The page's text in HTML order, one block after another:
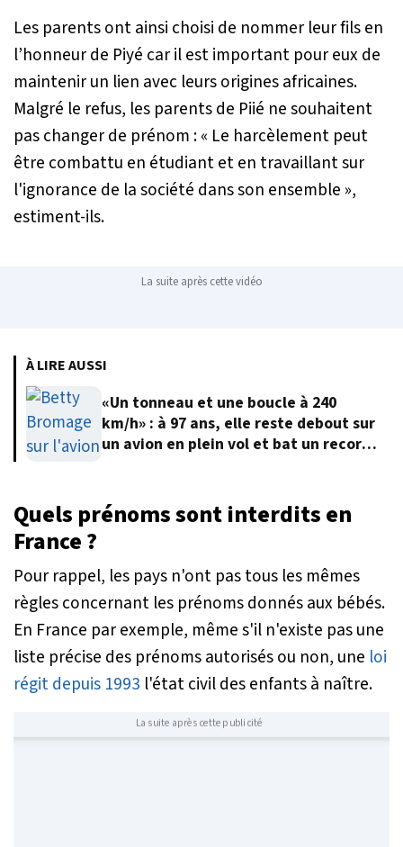
Les parents ont ainsi choisi de nommer leur fils en
l’honneur de Piyé car il est important pour eux de
maintenir un lien avec leurs origines africaines.
Malgré le refus, les parents de Piié ne souhaitent
pas changer de prénom : « Le harcèlement peut
être combattu en étudiant et en travaillant sur
l'ignorance de la société dans son ensemble »,
estiment-ils.
La suite après cette vidéo
À LIRE AUSSI
«Un tonneau et une boucle à 240
km/h» : à 97 ans, elle reste debout sur
un avion en plein vol et bat un record
Quels prénoms sont interdits en
France ?
Pour rappel, les pays n'ont pas tous les mêmes
règles concernant les prénoms donnés aux bébés.
En France par exemple, même s'il n'existe pas une
liste précise des prénoms autorisés ou non, une loi
régit depuis 1993 l'état civil des enfants à naître.
La suite après cette publicité